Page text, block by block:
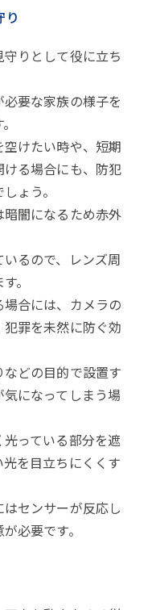
りとして役に立ち
要な家族の様子を
けたい時や、短期
る場合にも、防犯
ょう。
闇になるため赤外
るので、レンズ周
。
合には、カメラの
罪を未然に防ぐ効
どの目的で設置す
になってしまう場
っている部分を遮
を目立ちにくくす
センサーが反応し
必要です。